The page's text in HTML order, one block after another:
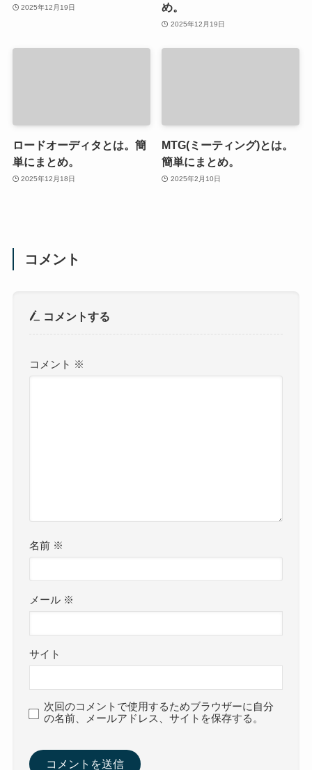
2025年12月19日
め。
2025年12月19日
ロードオーディタとは。簡
単にまとめ。
2025年12月18日
MTG(ミーティング)とは。
簡単にまとめ。
2025年2月10日
コメント
コメントする
コメント ※
名前 ※
メール ※
サイト
次回のコメントで使用するためブラウザーに自分
の名前、メールアドレス、サイトを保存する。